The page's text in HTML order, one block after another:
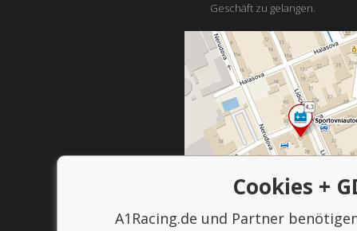
Geschäft zu gelangen.
Cookies +
A1Racing.de und Partner